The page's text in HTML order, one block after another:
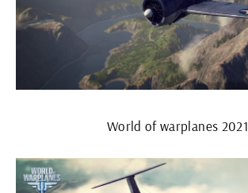
World of warplanes 2021